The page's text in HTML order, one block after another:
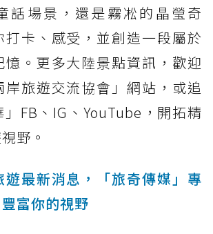
話場景，還是霧凇的晶瑩奇
打卡、感受，並創造一段屬於
憶。更多大陸景點資訊，歡迎
岸旅遊交流協會」網站，或追
FB、IG、YouTube，開拓精
野。
最新消息，「旅奇傳媒」專
富你的視野